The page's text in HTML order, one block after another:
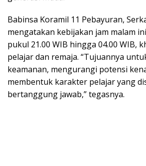
Babinsa Koramil 11 Pebayuran,
mengatakan kebijakan jam malam
pukul 21.00 WIB hingga 04.00 WIB,
pelajar dan remaja. “Tujuannya
keamanan, mengurangi potensi
membentuk karakter pelajar yang
bertanggung jawab,” tegasnya.